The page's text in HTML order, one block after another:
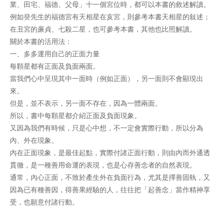
業、田宅、福德、父母」十一個宮位時，都可以本書的敘述解讀。
例如癸先生的福德宮有天相星在亥宮，則參考本書天相星的敍述；
在丑宮的亷貞、七殺二星，也可參考本書，其他也比照解讀。
關於本書的活用法：
一、多多運用自己的正面力量
每顆星都有正面及負面兩面。
當我們心中呈現其中一面時（例如正面），另一面則不會顯現出
來。
但是，並不表示，另一面不存在，因為一體兩面。
所以，書中每顆星都介紹正面及負面現象。
又因為我們有時候，只是心中想，不一定會實際行動，所以分為
內、外在現象。
內在正面現象，是最佳起點，實際付諸正面行動，則由內而外通透
貫徹，是一種善用命運的表現，也是心存善念者的自然表現。
通常，內心正面，不致於產生外在負面行為，尤其是擇善固執，又
因為已有種善因，得善果經驗的人，往往把「起善念」當作精神享
受，也願意付諸行動。